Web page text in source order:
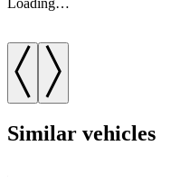
Loading…
Similar vehicles